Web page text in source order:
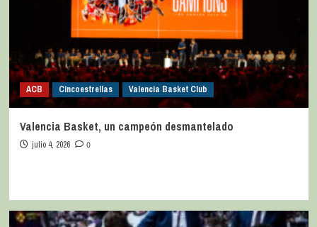
ACB Cincoestrellas Valencia Basket Club
Valencia Basket, un campeón desmantelado
julio 4, 2026 0